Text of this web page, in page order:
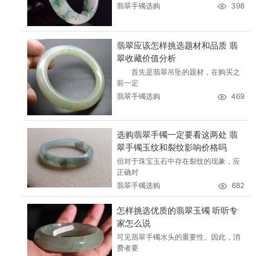
翡翠手镯选购
398
翡翠应该怎样挑选题材和品质 翡
翠收藏价值分析
首先是翡翠吊坠的题材，在购买之
前一定
翡翠手镯选购
469
选购翡翠手镯一定要看这两处 翡
翠手镯玉纹和裂纹影响价格吗
但对于珠宝玉石中存在裂纹的现象，应
正确对
翡翠手镯选购
682
怎样挑选优质的翡翠玉镯 听听专
家怎么说
可见翡翠手镯水头的重要性。因此，消
费者要